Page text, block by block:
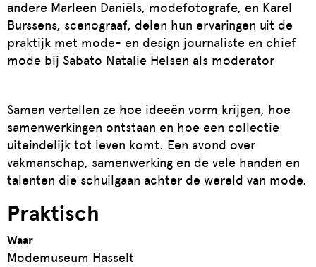
andere Marleen Daniëls, modefotografe, en Karel
Burssens, scenograaf, delen hun ervaringen uit de
praktijk met mode- en design journaliste en chief
mode bij Sabato Natalie Helsen als moderator
Samen vertellen ze hoe ideeën vorm krijgen, hoe
samenwerkingen ontstaan en hoe een collectie
uiteindelijk tot leven komt. Een avond over
vakmanschap, samenwerking en de vele handen en
talenten die schuilgaan achter de wereld van mode.
Praktisch
Waar
Modemuseum Hasselt